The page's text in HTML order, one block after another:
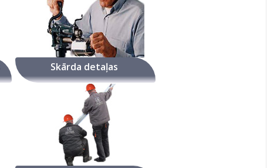
Skārda detaļas